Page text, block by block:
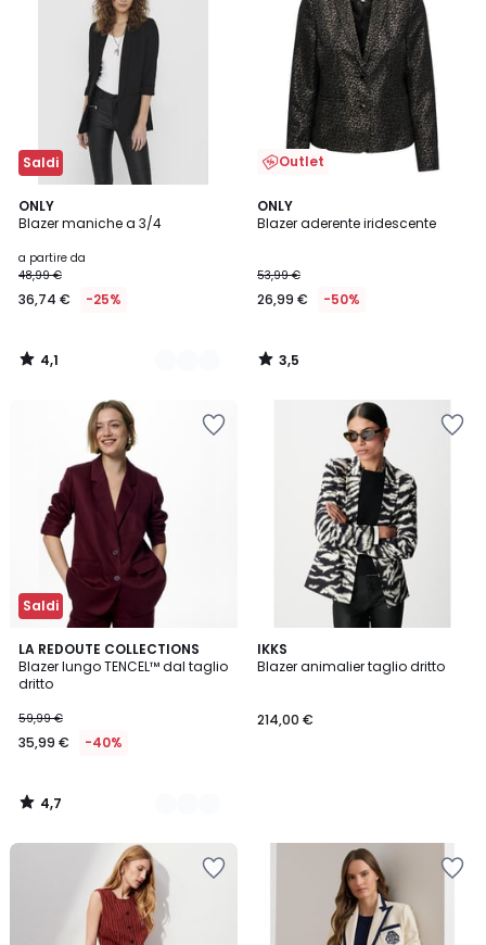
Saldi
ONLY
Blazer maniche a 3/4
a partire da
48,99 €
36,74 € -25%
4,1
/ 5
2
Colori
4,1
/
Outlet
ONLY
Blazer aderente iridescente
53,99 €
26,99 € -50%
3,5
/ 5
3,5
/
Saldi
LA REDOUTE COLLECTIONS
Blazer lungo TENCEL™ dal taglio
dritto
59,99 €
35,99 € -40%
4,7
/ 5
2
Colori
4,7
/
IKKS
Blazer animalier taglio dritto
214,00 €